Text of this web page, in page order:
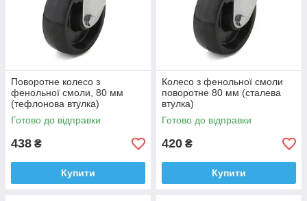
Поворотне колесо з
фенольної смоли, 80 мм
(тефлонова втулка)
Готово до відправки
438 ₴
Купити
Колесо з фенольної смоли
поворотне 80 мм (сталева
втулка)
Готово до відправки
420 ₴
Купити